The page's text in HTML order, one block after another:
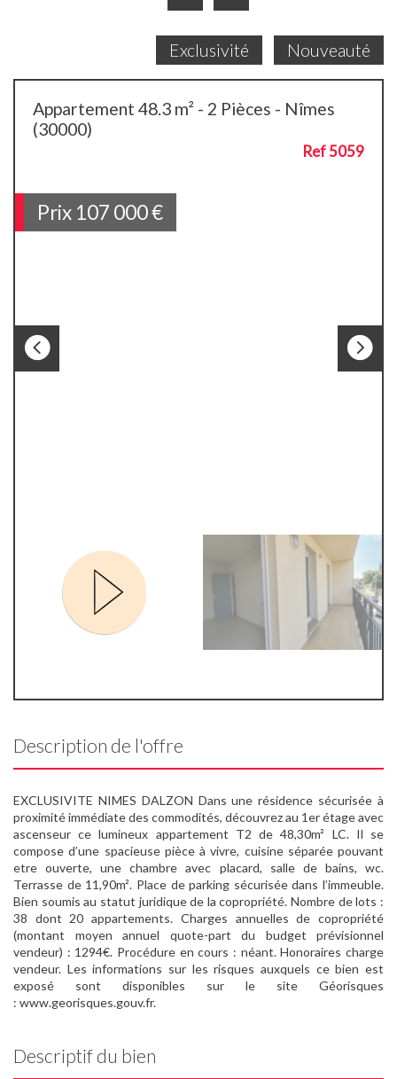
Exclusivité Nouveauté
Appartement 48.3 m² - 2 Pièces - Nîmes
(30000)
Ref 5059
Prix 107 000€
Description de l'offre
EXCLUSIVITE NIMES DALZON Dans une résidence sécurisée à
proximité immédiate des commodités, découvrez au 1er étage avec
ascenseur ce lumineux appartement T2 de 48,30m² LC. Il se
compose d’une spacieuse pièce à vivre, cuisine séparée pouvant
etre ouverte, une chambre avec placard, salle de bains, wc.
Terrasse de 11,90m². Place de parking sécurisée dans l’immeuble.
Bien soumis au statut juridique de la copropriété. Nombre de lots :
38 dont 20 appartements. Charges annuelles de copropriété
(montant moyen annuel quote-part du budget prévisionnel
vendeur) : 1294€. Procédure en cours : néant. Honoraires charge
vendeur. Les informations sur les risques auxquels ce bien est
exposé sont disponibles sur le site Géorisques
: www.georisques.gouv.fr.
Descriptif du bien